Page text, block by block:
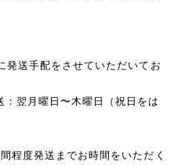
発送手配をさせていただいてお
月曜日〜木曜日（祝日をは
程度発送までお時間をいただく